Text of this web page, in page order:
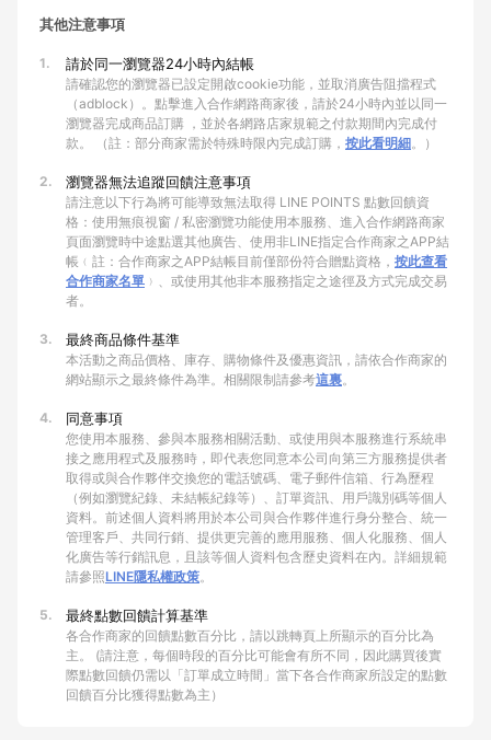
其他注意事項
1. 請於同一瀏覽器24小時內結帳
請確認您的瀏覽器已設定開啟cookie功能，並取消廣告阻擋程式
（adblock）。點擊進入合作網路商家後，請於24小時內並以同一
瀏覽器完成商品訂購 ，並於各網路店家規範之付款期間內完成付
款。 （註：部分商家需於特殊時限內完成訂購， 按此看明細。）
2. 瀏覽器無法追蹤回饋注意事項
請注意以下行為將可能導致無法取得 LINE POINTS 點數回饋資
格：使用無痕視窗 / 私密瀏覽功能使用本服務、進入合作網路商家
頁面瀏覽時中途點選其他廣告、使用非LINE指定合作商家之APP結
帳﹙註：合作商家之APP結帳目前僅部份符合贈點資格， 按此查看
合作商家名單 ﹚、或使用其他非本服務指定之途徑及方式完成交易
者。
3. 最終商品條件基準
本活動之商品價格、庫存、購物條件及優惠資訊，請依合作商家的
網站顯示之最終條件為準。相關限制請參考這裏。
4. 同意事項
您使用本服務、參與本服務相關活動、或使用與本服務進行系統串
接之應用程式及服務時，即代表您同意本公司向第三方服務提供者
取得或與合作夥伴交換您的電話號碼、電子郵件信箱、行為歷程
（例如瀏覽紀錄、未結帳紀錄等）、訂單資訊、用戶識別碼等個人
資料。前述個人資料將用於本公司與合作夥伴進行身分整合、統一
管理客戶、共同行銷、提供更完善的應用服務、個人化服務、個人
化廣告等行銷訊息，且該等個人資料包含歷史資料在內。詳細規範
請參照LINE隱私權政策。
5. 最終點數回饋計算基準
各合作商家的回饋點數百分比，請以跳轉頁上所顯示的百分比為
主。 (請注意，每個時段的百分比可能會有所不同，因此購買後實
際點數回饋仍需以「訂單成立時間」當下各合作商家所設定的點數
回饋百分比獲得點數為主）